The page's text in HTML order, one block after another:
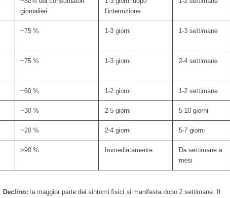
giornalieri
l’interruzione
~75 % 1-3 giorni 1-3 settimane
~75 % 1-3 giorni 2-4 settimane
~60 % 1-2 giorni 1-2 settimane
~30 % 2-5 giorni 5-10 giorni
~20 % 2-4 giorni 5-7 giorni
>90 % Immediatamente
Da settimane a
mesi
Declino: la maggior parte dei sintomi fisici si manifesta dopo 2 settimane. Il